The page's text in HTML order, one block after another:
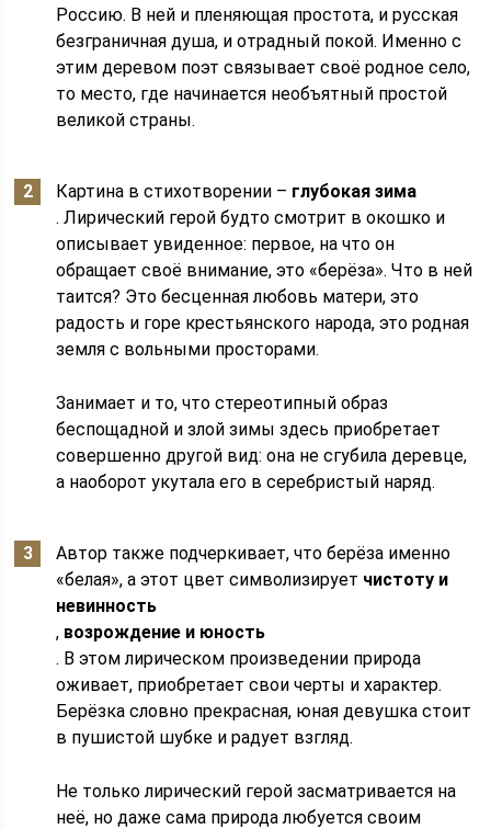
Россию. В ней и пленяющая простота, и русская
безграничная душа, и отрадный покой. Именно с
этим деревом поэт связывает своё родное село,
то место, где начинается необъятный простой
великой страны.
Картина в стихотворении – глубокая зима
. Лирический герой будто смотрит в окошко и
описывает увиденное: первое, на что он
обращает своё внимание, это «берёза». Что в ней
таится? Это бесценная любовь матери, это
радость и горе крестьянского народа, это родная
земля с вольными просторами.
Занимает и то, что стереотипный образ
беспощадной и злой зимы здесь приобретает
совершенно другой вид: она не сгубила деревце,
а наоборот укутала его в серебристый наряд.
Автор также подчеркивает, что берёза именно
«белая», а этот цвет символизирует чистоту и
невинность
, возрождение и юность
. В этом лирическом произведении природа
оживает, приобретает свои черты и характер.
Берёзка словно прекрасная, юная девушка стоит
в пушистой шубке и радует взгляд.
Не только лирический герой засматривается на
неё, но даже сама природа любуется своим